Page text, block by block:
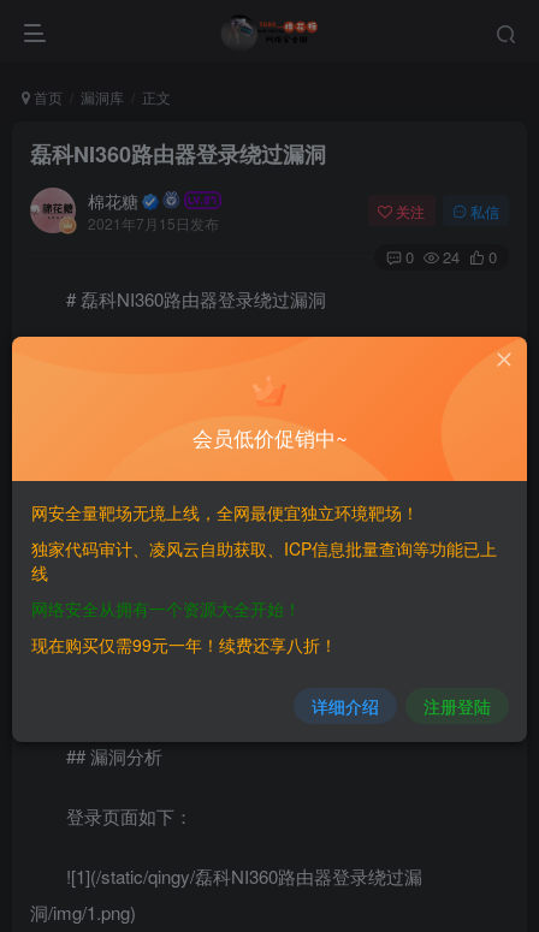
首页 漏洞库 正文
磊科NI360路由器登录绕过漏洞
棉花糖
2021年7月15日发布
关注 私信
0 24 0
# 磊科NI360路由器登录绕过漏洞
## 漏洞影响
## FOFA
## 漏洞分析
登录页面如下：
![1](/static/qingy/磊科NI360路由器登录绕过漏
洞/img/1.png)
会员低价促销中~
网安全量靶场无境上线，全网最便宜独立环境靶场！
独家代码审计、凌风云自助获取、ICP信息批量查询等功能已上
线
网络安全从拥有一个资源大全开始！
现在购买仅需99元一年！续费还享八折！
详细介绍 注册登陆